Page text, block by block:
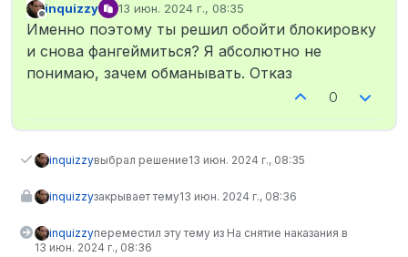
Не в сети
inquizzy 13 июн. 2024 г., 08:35
отредактировано
Именно поэтому ты решил обойти блокировку
и снова фангеймиться? Я абсолютно не
понимаю, зачем обманывать. Отказ
0
inquizzyвыбрал решение13 июн. 2024 г., 08:35
inquizzyзакрывает тему13 июн. 2024 г., 08:36
inquizzyпереместил эту тему из На снятие наказания в
13 июн. 2024 г., 08:36